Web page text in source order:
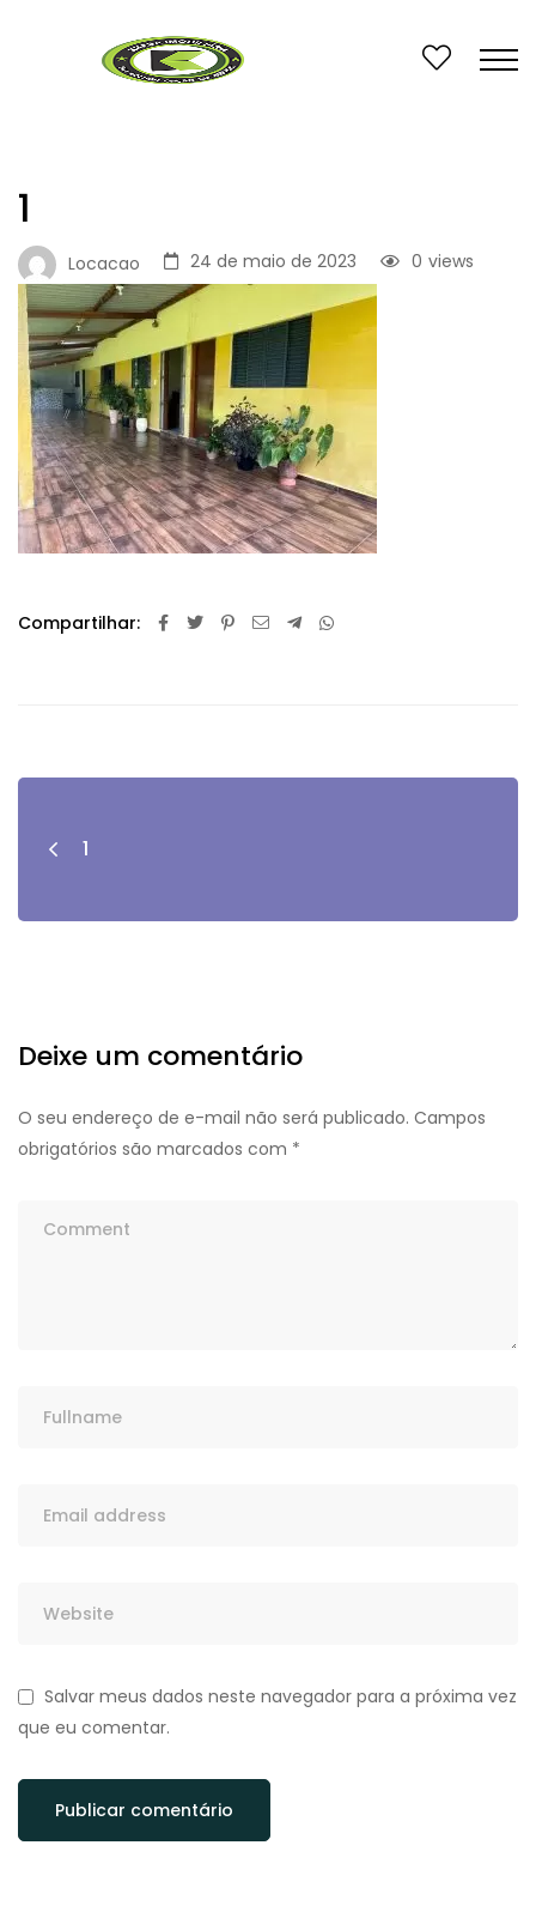
1
Locacao 24 de maio de 2023 views
0
Compartilhar:
1
Deixe um comentário
O seu endereço de e-mail não será publicado. Campos
obrigatórios são marcados com *
Salvar meus dados neste navegador para a próxima vez
que eu comentar.